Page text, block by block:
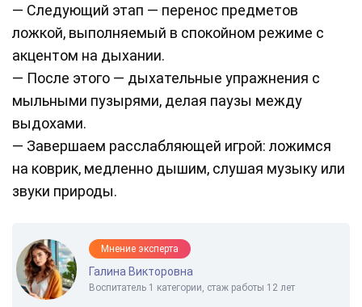
— Следующий этап — перенос предметов
ложкой, выполняемый в спокойном режиме с
акцентом на дыхании.
— После этого — дыхательные упражнения с
мыльными пузырями, делая паузы между
выдохами.
— Завершаем расслабляющей игрой: ложимся
на коврик, медленно дышим, слушая музыку или
звуки природы.
Мнение эксперта
Галина Викторовна
Воспитатель 1 категории, стаж работы 12 лет